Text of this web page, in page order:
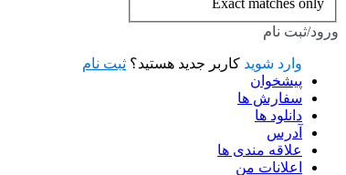
ورود/ثبت نام
وارد شوید کاربر جدید هستید؟ ثبت نام
پیشخوان
سفارش ها
دانلود ها
آدرس
علاقه مندی ها
اعلانات من